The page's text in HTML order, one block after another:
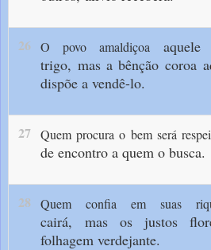
26 O povo amaldiçoa
trigo,mas a bênção coroa
dispõe a vendê-lo.
27 Quem procura o bem será
de encontro a quem o busca.
28 Quem confia em suas
cairá, mas os justos
folhagem verdejante.